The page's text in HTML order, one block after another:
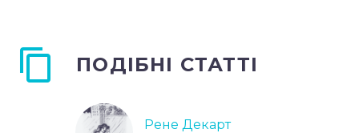
ПОДІБНІ СТАТТІ
Рене Декарт